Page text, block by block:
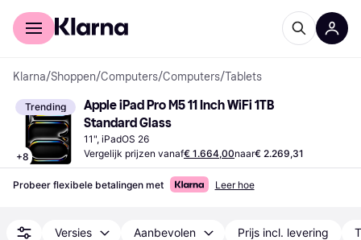
Voor shoppers
Klarna/Shoppen/Computers/Computers/Tablets
Trending
+8
Apple iPad Pro M5 11 Inch WiFi 1TB
Standard Glass
11", iPadOS 26
Vergelijk prijzen vanaf€ 1.664,00naar€ 2.269,31
Probeer flexibele betalingen met Leer hoe
Versies Aanbevolen Prijs incl. levering